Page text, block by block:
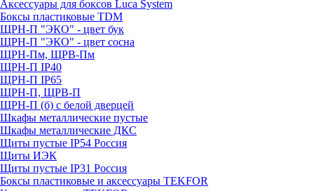
Аксессуары для боксов Luca System
Боксы пластиковые TDM
ЩРН-П "ЭКО" - цвет бук
ЩРН-П "ЭКО" - цвет сосна
ЩРН-Пм, ЩРВ-Пм
ЩРН-П IP40
ЩРН-П IP65
ЩРН-П, ЩРВ-П
ЩРН-П (б) с белой дверцей
Шкафы металлические пустые
Шкафы металлические ДКС
Щиты пустые IP54 Россия
Щиты ИЭК
Щиты пустые IP31 Россия
Боксы пластиковые и аксессуары TEKFOR